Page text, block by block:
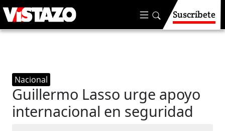
Suscríbete
Nacional
Guillermo Lasso urge apoyo
internacional en seguridad